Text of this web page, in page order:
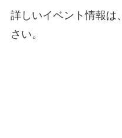
詳しいイベント情報は、
さい。